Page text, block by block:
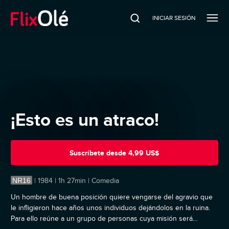
INICIAR SESIÓN
¡Esto es un atraco!
Suscríbete desde 4,99 US$
NR16 | 1984 | 1h 27min | Comedia
Un hombre de buena posición quiere vengarse del agravio que
le infligieron hace años unos individuos dejándolos en la ruina.
Para ello reúne a un grupo de personas cuya misión será